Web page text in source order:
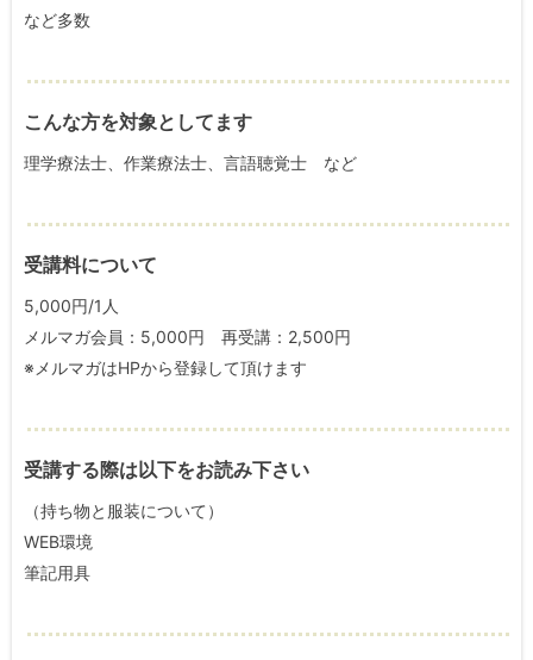
など多数
こんな方を対象としてます
理学療法士、作業療法士、言語聴覚士 など
受講料について
5,000円/1人
メルマガ会員：5,000円 再受講：2,500円
※メルマガはHPから登録して頂けます
受講する際は以下をお読み下さい
（持ち物と服装について）
WEB環境
筆記用具